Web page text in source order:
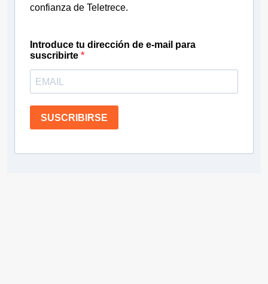
confianza de Teletrece.
Introduce tu dirección de e-mail para
suscribirte
SUSCRIBIRSE